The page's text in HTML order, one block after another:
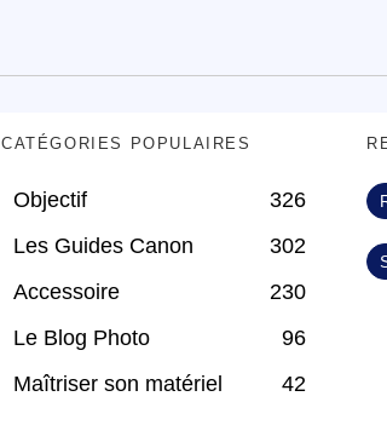
CATÉGORIES POPULAIRES
Objectif
326
Les Guides Canon
302
Accessoire
230
Le Blog Photo
96
Maîtriser son matériel
42